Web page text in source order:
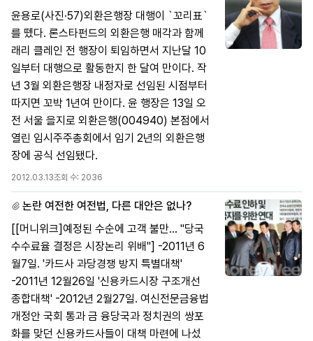
윤용로(사진·57)외환은행장 대행이 `꼬리표`
를 뗐다. 론스타펀드의 외환은행 매각과 함께
래리 클레인 전 행장이 퇴임하면서 지난달 10
일부터 대행으로 활동한지 한 달여 만이다. 작
년 3월 외환은행장 내정자로 선임된 시점부터
따지면 꼬박 1년여 만이다. 윤 행장은 13일 오
전 서울 을지로 외환은행(004940) 본점에서
열린 임시주주총회에서 임기 2년의 외환은행
장에 공식 선임됐다.
2012.03.13조회 수: 2036
논란 여전한 여전법, 다른 대안은 없나?
[[머니위크]예정된 수순에 고객 불만… "당국
수수료율 결정은 시장논리 위배"] -2011년 6
월7일. '카드사 과당경쟁 방지 특별대책'
-2011년 12월26일 '신용카드시장 구조개선
종합대책' -2012년 2월27일. 여신전문금융법
개정안 국회 통과 금 융당국과 정치권의 쌍포
화를 맞던 신용카드사들이 대책 마련에 나섰